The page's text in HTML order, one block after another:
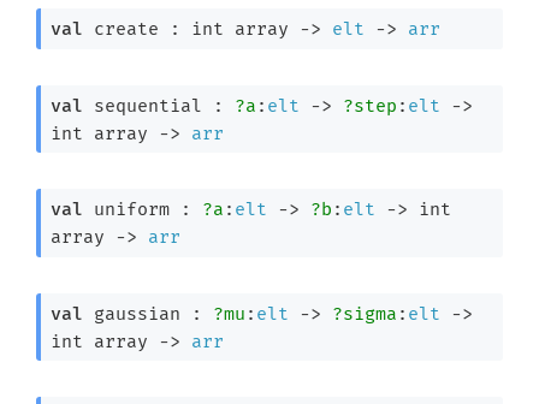
val create : int array -> elt -> arr
val sequential : ?a : elt -> ?step : elt
->
int array
-> arr
val uniform : ?a : elt -> ?b : elt ->
int
array
-> arr
val gaussian : ?mu : elt -> ?sigma : elt
->
int array
-> arr